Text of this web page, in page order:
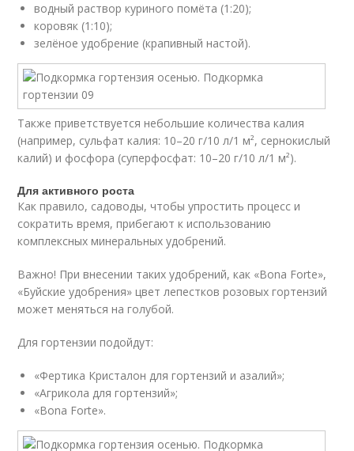
водный раствор куриного помёта (1:20);
коровяк (1:10);
зелёное удобрение (крапивный настой).
Также приветствуется небольшие количества калия
(например, сульфат калия: 10–20 г/10 л/1 м², сернокислый
калий) и фосфора (суперфосфат: 10–20 г/10 л/1 м²).
Для активного роста
Как правило, садоводы, чтобы упростить процесс и
сократить время, прибегают к использованию
комплексных минеральных удобрений.
Важно! При внесении таких удобрений, как «Bona Forte»,
«Буйские удобрения» цвет лепестков розовых гортензий
может меняться на голубой.
Для гортензии подойдут:
«Фертика Кристалон для гортензий и азалий»;
«Агрикола для гортензий»;
«Bona Forte».